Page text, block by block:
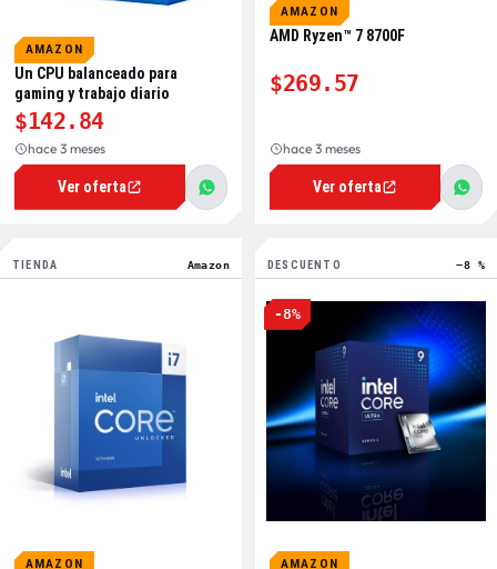
AMAZON
Un CPU balanceado para
gaming y trabajo diario
$142.84
hace 3 meses
Ver oferta
AMAZON
AMD Ryzen™ 7 8700F
$269.57
hace 3 meses
Ver oferta
TIENDA Amazon
AMAZON
DESCUENTO −8 %
-8%
AMAZON